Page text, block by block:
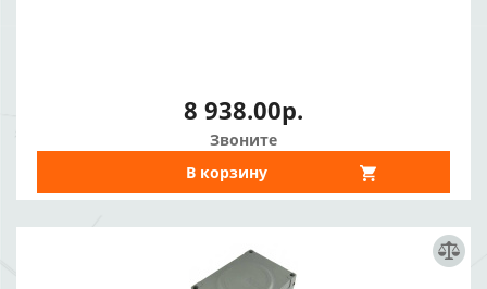
8 938.00р.
Звоните
В корзину